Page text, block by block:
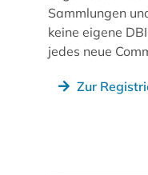
Sammlungen
keine eigene
jedes neue
Zur